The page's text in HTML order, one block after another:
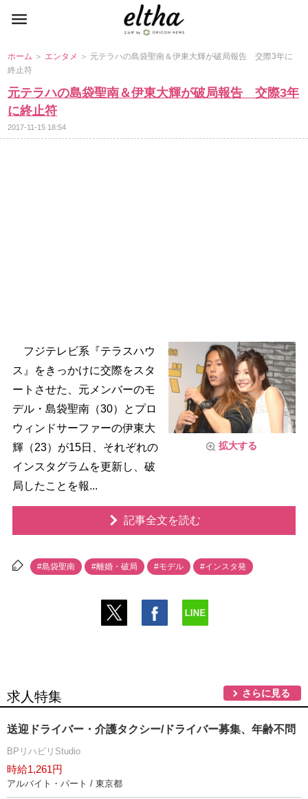
ホーム ＞ エンタメ ＞ 元テラハの島袋聖南＆伊東大輝が破局報告 交際3年に
終止符
元テラハの島袋聖南＆伊東大輝が破局報告 交際3年
に終止符
2017-11-15 18:54
拡大する
フジテレビ系『テラスハウ
ス』をきっかけに交際をスタ
ートさせた、元メンバーのモ
デル・島袋聖南（30）とプロ
ウィンドサーファーの伊東大
輝（23）が15日、それぞれの
インスタグラムを更新し、破
局したことを報...
記事全文を読む
#島袋聖南 #離婚・破局 #モデル #インスタ発
求人特集 さらに見る
送迎ドライバー・介護タクシー/ドライバー募集、年齢不問
BPリハビリStudio
時給1,261円
アルバイト・パート / 東京都